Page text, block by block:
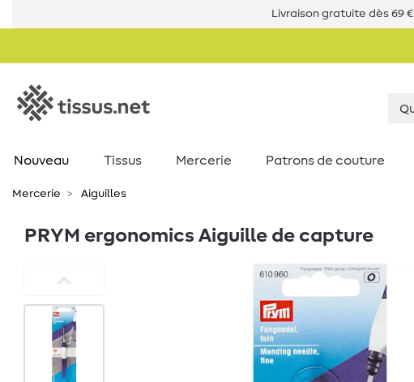
Livraison gratuite dès 69 €
Nouveau Tissus Mercerie Patrons de couture
Mercerie Aiguilles
PRYM ergonomics Aiguille de capture